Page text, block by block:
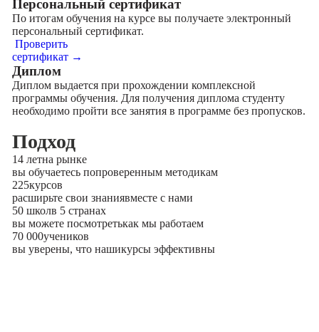
Персональный сертификат
По итогам обучения на курсе вы получаете электронный
персональный сертификат.
Проверить
сертификат →
Диплом
Диплом выдается при прохождении комплексной
программы обучения. Для получения диплома студенту
необходимо пройти все занятия в программе без пропусков.
Подход
14 летна рынке
вы обучаетесь попроверенным методикам
225курсов
расширьте свои знаниявместе с нами
50 школв 5 странах
вы можете посмотретькак мы работаем
70 000учеников
вы уверены, что нашикурсы эффективны